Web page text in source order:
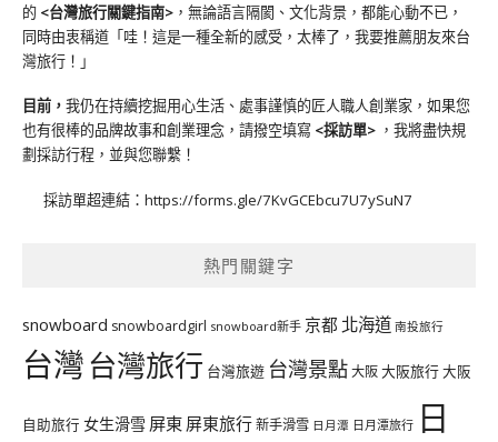
的 <台灣旅行關鍵指南> ，無論語言隔閡、文化背景，都能心動不已，
同時由衷稱道「哇！這是一種全新的感受，太棒了，我要推薦朋友來台
灣旅行！」
目前， 我仍在持續挖掘用心生活、處事謹慎的匠人職人創業家，如果您
也有很棒的品牌故事和創業理念，請撥空填寫 <採訪單> ，我將盡快規
劃採訪行程，並與您聯繫！
採訪單超連結： https://forms.gle/7KvGCEbcu7U7ySuN7
熱門關鍵字
snowboard snowboardgirl snowboard新手 京都 北海道 南投旅行
台灣台灣旅行 台灣旅遊 台灣景點大阪大阪旅行大阪
自助旅行 女生滑雪 屏東 屏東旅行新手滑雪 日月潭 日月潭旅行 日